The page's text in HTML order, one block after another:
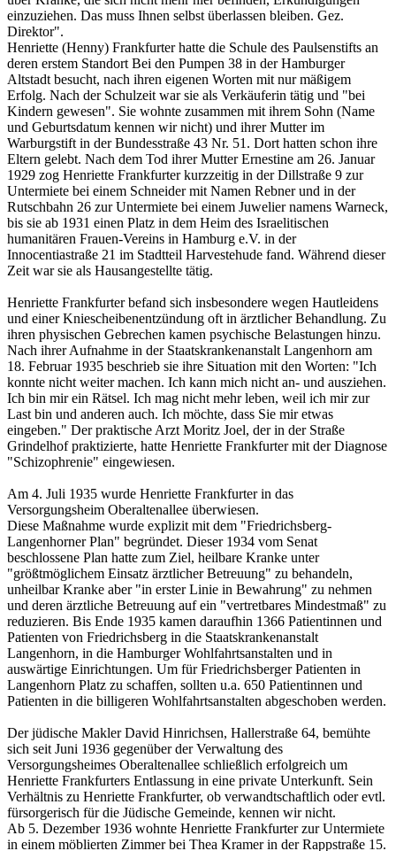
einzuziehen. Das muss Ihnen selbst überlassen bleiben. Gez.
Direktor".
Henriette (Henny) Frankfurter hatte die Schule des Paulsenstifts an
deren erstem Standort Bei den Pumpen 38 in der Hamburger
Altstadt besucht, nach ihren eigenen Worten mit nur mäßigem
Erfolg. Nach der Schulzeit war sie als Verkäuferin tätig und "bei
Kindern gewesen". Sie wohnte zusammen mit ihrem Sohn (Name
und Geburtsdatum kennen wir nicht) und ihrer Mutter im
Warburgstift in der Bundesstraße 43 Nr. 51. Dort hatten schon ihre
Eltern gelebt. Nach dem Tod ihrer Mutter Ernestine am 26. Januar
1929 zog Henriette Frankfurter kurzzeitig in der Dillstraße 9 zur
Untermiete bei einem Schneider mit Namen Rebner und in der
Rutschbahn 26 zur Untermiete bei einem Juwelier namens Warneck,
bis sie ab 1931 einen Platz in dem Heim des Israelitischen
humanitären Frauen-Vereins in Hamburg e.V. in der
Innocentiastraße 21 im Stadtteil Harvestehude fand. Während dieser
Zeit war sie als Hausangestellte tätig.
Henriette Frankfurter befand sich insbesondere wegen Hautleidens
und einer Kniescheibenentzündung oft in ärztlicher Behandlung. Zu
ihren physischen Gebrechen kamen psychische Belastungen hinzu.
Nach ihrer Aufnahme in der Staatskrankenanstalt Langenhorn am
18. Februar 1935 beschrieb sie ihre Situation mit den Worten: "Ich
konnte nicht weiter machen. Ich kann mich nicht an- und ausziehen.
Ich bin mir ein Rätsel. Ich mag nicht mehr leben, weil ich mir zur
Last bin und anderen auch. Ich möchte, dass Sie mir etwas
eingeben." Der praktische Arzt Moritz Joel, der in der Straße
Grindelhof praktizierte, hatte Henriette Frankfurter mit der Diagnose
"Schizophrenie" eingewiesen.
Am 4. Juli 1935 wurde Henriette Frankfurter in das
Versorgungsheim Oberaltenallee überwiesen.
Diese Maßnahme wurde explizit mit dem "Friedrichsberg-
Langenhorner Plan" begründet. Dieser 1934 vom Senat
beschlossene Plan hatte zum Ziel, heilbare Kranke unter
"größtmöglichem Einsatz ärztlicher Betreuung" zu behandeln,
unheilbar Kranke aber "in erster Linie in Bewahrung" zu nehmen
und deren ärztliche Betreuung auf ein "vertretbares Mindestmaß" zu
reduzieren. Bis Ende 1935 kamen daraufhin 1366 Patientinnen und
Patienten von Friedrichsberg in die Staatskrankenanstalt
Langenhorn, in die Hamburger Wohlfahrtsanstalten und in
auswärtige Einrichtungen. Um für Friedrichsberger Patienten in
Langenhorn Platz zu schaffen, sollten u.a. 650 Patientinnen und
Patienten in die billigeren Wohlfahrtsanstalten abgeschoben werden.
Der jüdische Makler David Hinrichsen, Hallerstraße 64, bemühte
sich seit Juni 1936 gegenüber der Verwaltung des
Versorgungsheimes Oberaltenallee schließlich erfolgreich um
Henriette Frankfurters Entlassung in eine private Unterkunft. Sein
Verhältnis zu Henriette Frankfurter, ob verwandtschaftlich oder evtl.
fürsorgerisch für die Jüdische Gemeinde, kennen wir nicht.
Ab 5. Dezember 1936 wohnte Henriette Frankfurter zur Untermiete
in einem möblierten Zimmer bei Thea Kramer in der Rappstraße 15.